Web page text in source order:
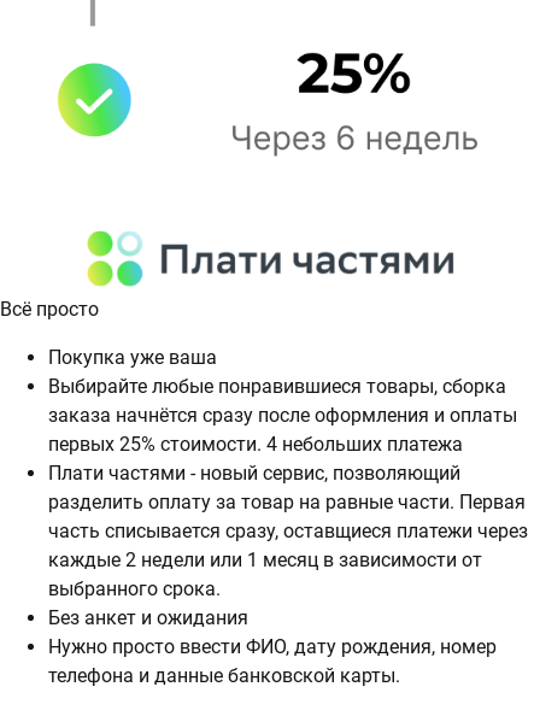
Всё просто
Покупка уже ваша
Выбирайте любые понравившиеся товары, сборка
заказа начнётся сразу после оформления и оплаты
первых 25% стоимости. 4 небольших платежа
Плати частями - новый сервис, позволяющий
разделить оплату за товар на равные части. Первая
часть списывается сразу, оставщиеся платежи через
каждые 2 недели или 1 месяц в зависимости от
выбранного срока.
Без анкет и ожидания
Нужно просто ввести ФИО, дату рождения, номер
телефона и данные банковской карты.